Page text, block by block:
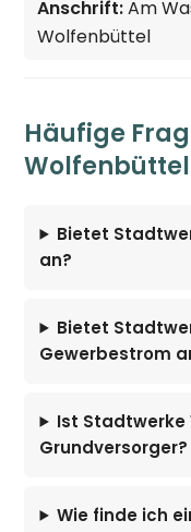
Anschrift:Am
Wolfenbüttel
Häufige
Wolfenbüttel
Bietet
an?
Bietet
Gewerbestrom
Ist
Grundversorger?
Wie finde ich